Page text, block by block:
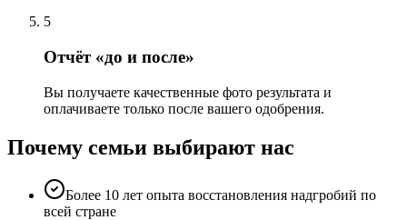
5
Отчёт «до и после»
Вы получаете качественные фото результата и
оплачиваете только после вашего одобрения.
Почему семьи выбирают нас
Более 10 лет опыта восстановления надгробий по
всей стране